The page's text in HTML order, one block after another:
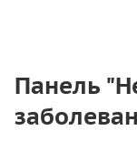
Панель